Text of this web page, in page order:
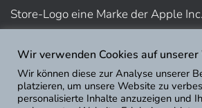
Store-Logo eine Marke der Apple Inc.
Nutzungsbedingungen
Impressum
Datenschutz
Wir verwenden Cookies auf
Wir können diese zur Analyse unserer
platzieren, um unsere Website zu
personalisierte Inhalte anzuzeigen und